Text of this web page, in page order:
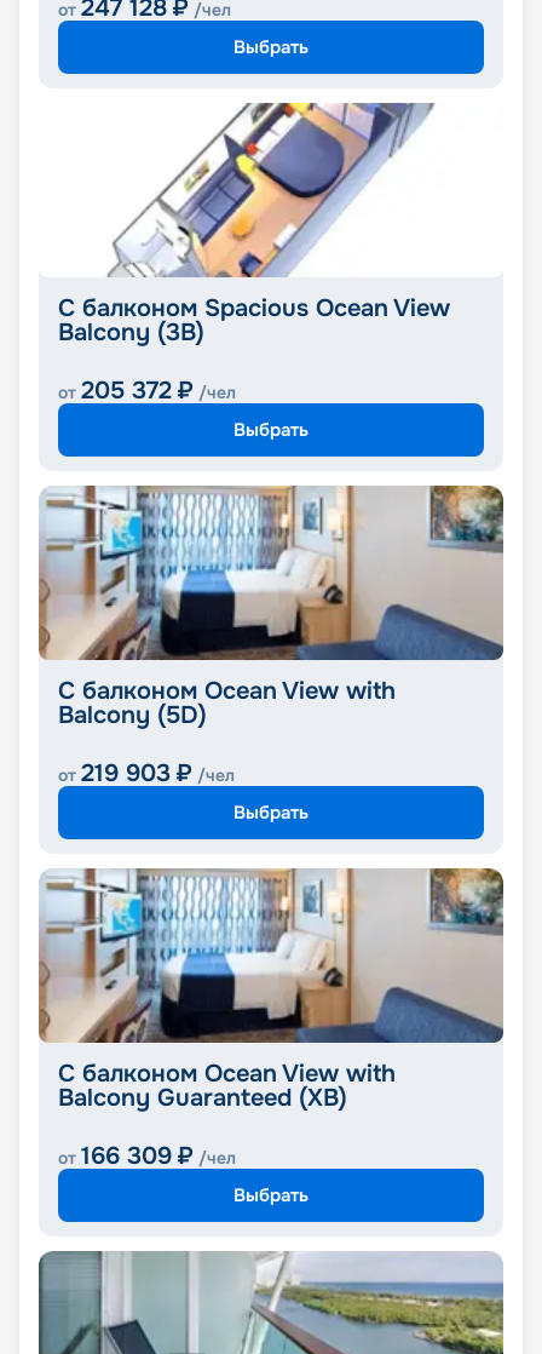
от 247 128 ₽ /чел
Выбрать
С балконом Spacious Ocean View
Balcony (3B)
от 205 372 ₽ /чел
Выбрать
С балконом Ocean View with
Balcony (5D)
от 219 903 ₽ /чел
Выбрать
С балконом Ocean View with
Balcony Guaranteed (XB)
от 166 309 ₽ /чел
Выбрать